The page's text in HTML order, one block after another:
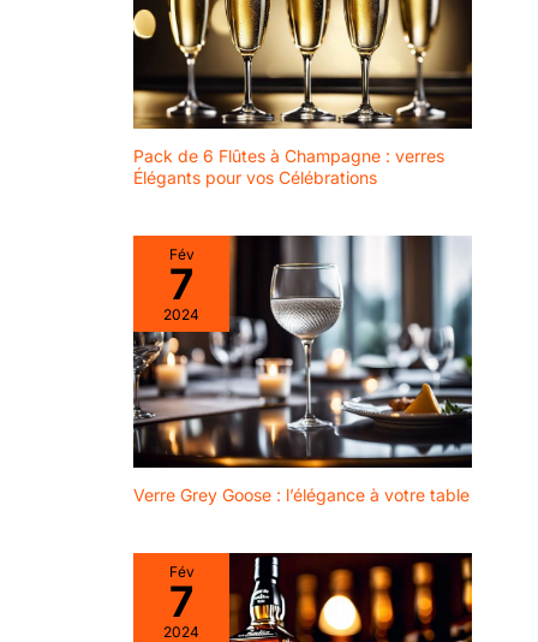
QUALITÉ – Verre premium
assurant transparence
exceptionnelle, durabilité
accrue et résistance aux
rayures et au
ternissement, conservant
son éclat même après de
DESIGN MINIMALISTE &
QUALITÉ EUROPÉENNE –
garantissant savoir-faire,
qualité et fiabilité pour un
usage quotidien ou
professionnel
Pack de 6 Flûtes à Champagne : verres
Élégants pour vos Célébrations
Fév
7
2024
Verre Grey Goose : l’élégance à votre table
Fév
7
2024